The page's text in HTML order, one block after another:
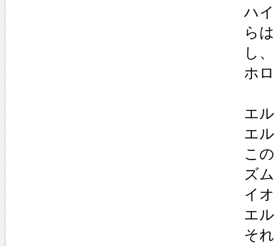
ハ
ら
し
ホ
エ
エ
こ
ズ
イ
エ
そ